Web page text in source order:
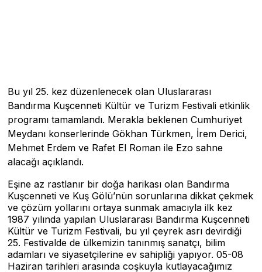
Bu yıl 25. kez düzenlenecek olan Uluslararası
Bandırma Kuşcenneti Kültür ve Turizm Festivali etkinlik
programı tamamlandı. Merakla beklenen Cumhuriyet
Meydanı konserlerinde Gökhan Türkmen, İrem Derici,
Mehmet Erdem ve Rafet El Roman ile Ezo sahne
alacağı açıklandı.
Eşine az rastlanır bir doğa harikası olan Bandırma
Kuşcenneti ve Kuş Gölü’nün sorunlarına dikkat çekmek
ve çözüm yollarını ortaya sunmak amacıyla ilk kez
1987 yılında yapılan Uluslararası Bandırma Kuşcenneti
Kültür ve Turizm Festivali, bu yıl çeyrek asrı devirdiği
25. Festivalde de ülkemizin tanınmış sanatçı, bilim
adamları ve siyasetçilerine ev sahipliği yapıyor. 05-08
Haziran tarihleri arasında coşkuyla kutlayacağımız